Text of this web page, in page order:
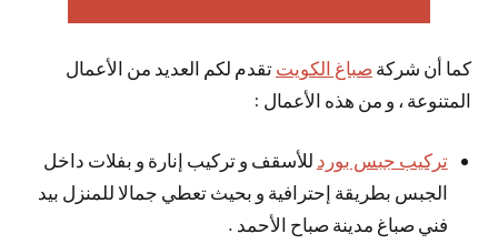
كما أن شركة صباغ الكويت تقدم لكم العديد من الأعمال
المتنوعة ، و من هذه الأعمال :
تركيب جبس بورد للأسقف و تركيب إنارة و بفلات داخل
الجبس بطريقة إحترافية و بحيث تعطي جمالا للمنزل بيد
فني صباغ مدينة صباح الأحمد .